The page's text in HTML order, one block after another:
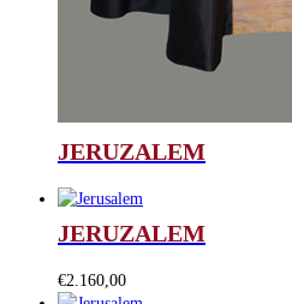
JERUZALEM
JERUZALEM
€2.160,00